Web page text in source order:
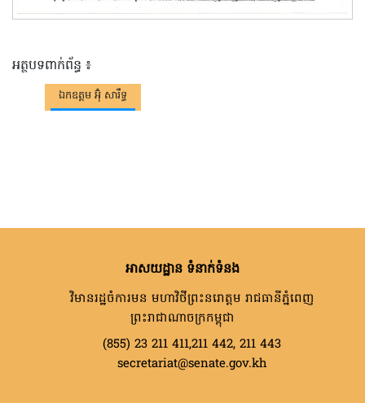
អត្ថបទពាក់ព័ន្ធ ៖
ឯកឧត្តម អ៊ុំ សារឹទ្ធ
អាសយដ្ឋាន ទំនាក់ទំនង
វិមានរដ្ឋចំការមន មហាវិថីព្រះនរោត្តម រាជធានីភ្នំពេញ
ព្រះរាជាណាចក្រកម្ពុជា
(855) 23 211 411,211 442, 211 443
secretariat@senate.gov.kh